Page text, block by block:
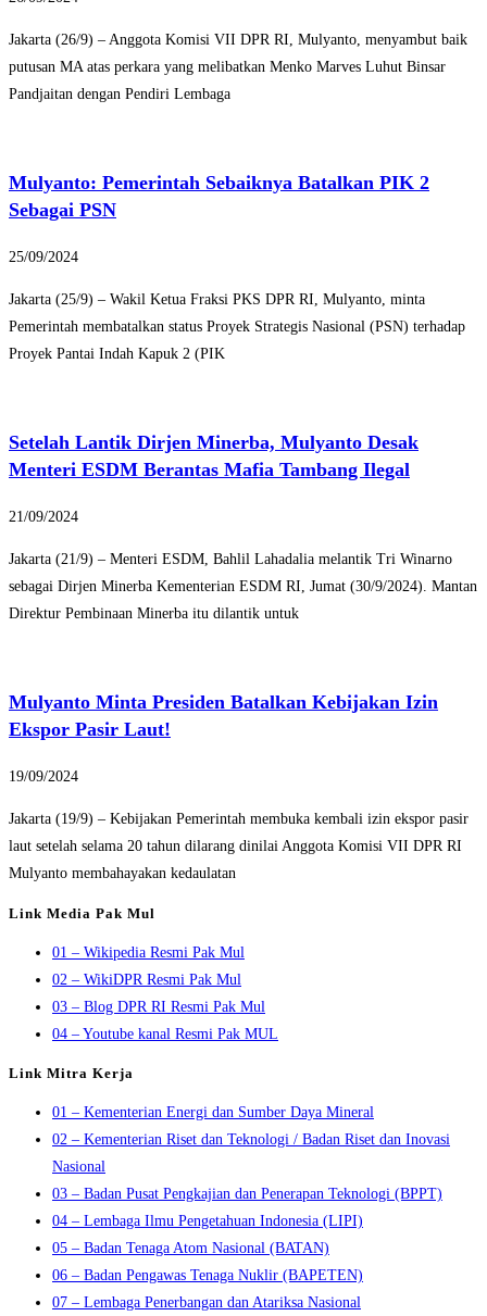
Jakarta (26/9) – Anggota Komisi VII DPR RI, Mulyanto, menyambut baik
putusan MA atas perkara yang melibatkan Menko Marves Luhut Binsar
Pandjaitan dengan Pendiri Lembaga
Mulyanto: Pemerintah Sebaiknya Batalkan PIK 2
Sebagai PSN
25/09/2024
Jakarta (25/9) – Wakil Ketua Fraksi PKS DPR RI, Mulyanto, minta
Pemerintah membatalkan status Proyek Strategis Nasional (PSN) terhadap
Proyek Pantai Indah Kapuk 2 (PIK
Setelah Lantik Dirjen Minerba, Mulyanto Desak
Menteri ESDM Berantas Mafia Tambang Ilegal
21/09/2024
Jakarta (21/9) – Menteri ESDM, Bahlil Lahadalia melantik Tri Winarno
sebagai Dirjen Minerba Kementerian ESDM RI, Jumat (30/9/2024). Mantan
Direktur Pembinaan Minerba itu dilantik untuk
Mulyanto Minta Presiden Batalkan Kebijakan Izin
Ekspor Pasir Laut!
19/09/2024
Jakarta (19/9) – Kebijakan Pemerintah membuka kembali izin ekspor pasir
laut setelah selama 20 tahun dilarang dinilai Anggota Komisi VII DPR RI
Mulyanto membahayakan kedaulatan
Link Media Pak Mul
01 – Wikipedia Resmi Pak Mul
02 – WikiDPR Resmi Pak Mul
03 – Blog DPR RI Resmi Pak Mul
04 – Youtube kanal Resmi Pak MUL
Link Mitra Kerja
01 – Kementerian Energi dan Sumber Daya Mineral
02 – Kementerian Riset dan Teknologi / Badan Riset dan Inovasi
Nasional
03 – Badan Pusat Pengkajian dan Penerapan Teknologi (BPPT)
04 – Lembaga Ilmu Pengetahuan Indonesia (LIPI)
05 – Badan Tenaga Atom Nasional (BATAN)
06 – Badan Pengawas Tenaga Nuklir (BAPETEN)
07 – Lembaga Penerbangan dan Atariksa Nasional